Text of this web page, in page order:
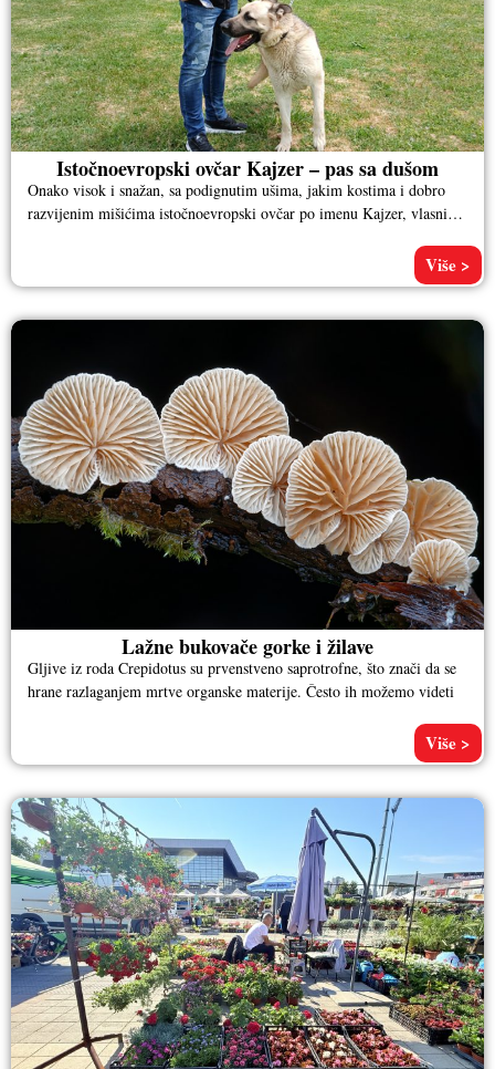
Istočnoevropski ovčar Kajzer – pas sa dušom
Onako visok i snažan, sa podignutim ušima, jakim kostima i dobro
razvijenim mišićima istočnoevropski ovčar po imenu Kajzer, vlasnika
Više >
Lažne bukovače gorke i žilave
Gljive iz roda Crepidotus su prvenstveno saprotrofne, što znači da se
hrane razlaganjem mrtve organske materije. Često ih možemo videti
Više >